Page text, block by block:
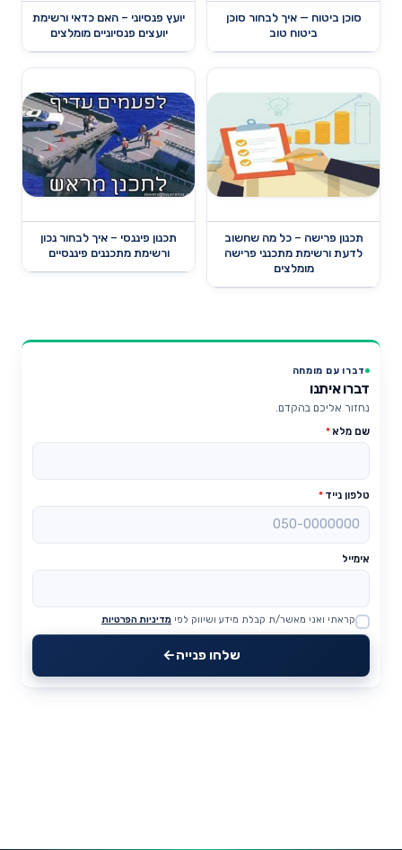
סוכן ביטוח — איך לבחור סוכן
ביטוח טוב
יועץ פנסיוני – האם כדאי ורשימת
יועצים פנסיוניים מומלצים
תכנון פרישה – כל מה שחשוב
לדעת ורשימת מתכנני פרישה
מומלצים
תכנון פיננסי – איך לבחור נכון
ורשימת מתכננים פיננסיים
דברו עם מומחה
דברו איתנו
נחזור אליכם בהקדם.
שם מלא*
טלפון נייד *
אימייל
Website
קראתי ואני מאשר/ת קבלת מידע ושיווק לפי מדיניות הפרטיות
שלחו פנייה